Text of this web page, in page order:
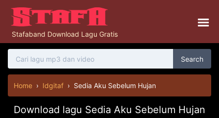
Stafaband Download Lagu Gratis
Search
Home › Idgitaf › Sedia Aku Sebelum Hujan
Download lagu Sedia Aku Sebelum Hujan